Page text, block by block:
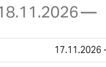
—
17.11.2026